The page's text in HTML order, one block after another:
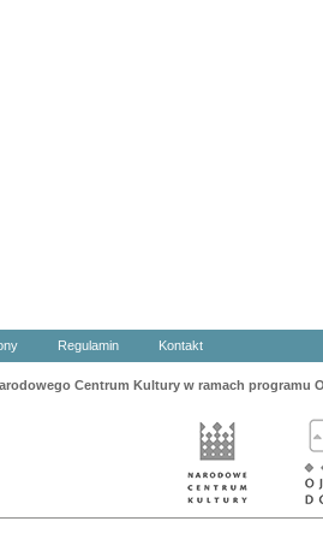
Regulamin Kontakt
Centrum Kultury w ramach programu